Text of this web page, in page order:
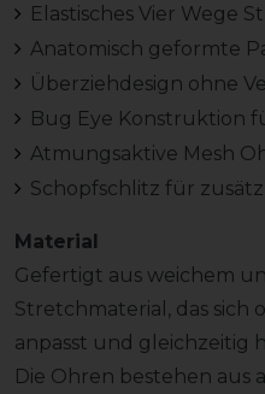
Elastisches Vier Wege
Anatomisch geformte
Überziehdesign ohne
Bug Eye Konstruktion
Atmungsaktive Mesh
Schopfschlitz für
Material
Gefertigt aus weichem
Stretchmaterial, das sich
anpasst und gleichzeitig
Die Ohren bestehen aus